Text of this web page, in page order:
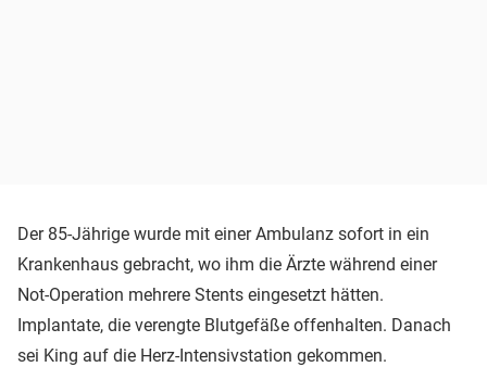
Der 85-Jährige wurde mit einer Ambulanz sofort in ein
Krankenhaus gebracht, wo ihm die Ärzte während einer
Not-Operation mehrere Stents eingesetzt hätten.
Implantate, die verengte Blutgefäße offenhalten. Danach
sei King auf die Herz-Intensivstation gekommen.